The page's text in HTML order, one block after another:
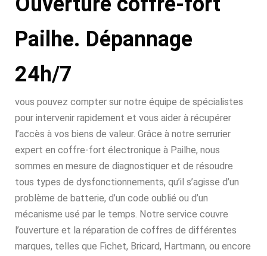
Pailhe. Dépannage
24h/7
vous pouvez compter sur notre équipe de spécialistes
pour intervenir rapidement et vous aider à récupérer
l’accès à vos biens de valeur. Grâce à notre serrurier
expert en coffre-fort électronique à Pailhe, nous
sommes en mesure de diagnostiquer et de résoudre
tous types de dysfonctionnements, qu’il s’agisse d’un
problème de batterie, d’un code oublié ou d’un
mécanisme usé par le temps. Notre service couvre
l’ouverture et la réparation de coffres de différentes
marques, telles que Fichet, Bricard, Hartmann, ou encore